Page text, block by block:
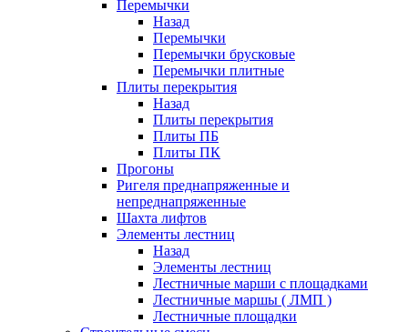
Перемычки
Назад
Перемычки
Перемычки брусковые
Перемычки плитные
Плиты перекрытия
Назад
Плиты перекрытия
Плиты ПБ
Плиты ПК
Прогоны
Ригеля преднапряженные и
непреднапряженные
Шахта лифтов
Элементы лестниц
Назад
Элементы лестниц
Лестничные марши с площадками
Лестничные маршы ( ЛМП )
Лестничные площадки